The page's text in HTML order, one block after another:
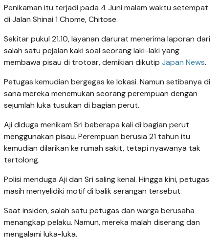
Penikaman itu terjadi pada 4 Juni malam waktu setempat
di Jalan Shinai 1 Chome, Chitose.
Sekitar pukul 21.10, layanan darurat menerima laporan dari
salah satu pejalan kaki soal seorang laki-laki yang
membawa pisau di trotoar, demikian dikutip Japan News.
Petugas kemudian bergegas ke lokasi. Namun setibanya di
sana mereka menemukan seorang perempuan dengan
sejumlah luka tusukan di bagian perut.
Aji diduga menikam Sri beberapa kali di bagian perut
menggunakan pisau. Perempuan berusia 21 tahun itu
kemudian dilarikan ke rumah sakit, tetapi nyawanya tak
tertolong.
Polisi menduga Aji dan Sri saling kenal. Hingga kini, petugas
masih menyelidiki motif di balik serangan tersebut.
Saat insiden, salah satu petugas dan warga berusaha
menangkap pelaku. Namun, mereka malah diserang dan
mengalami luka-luka.